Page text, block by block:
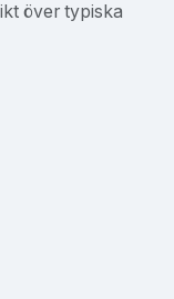
över typiska